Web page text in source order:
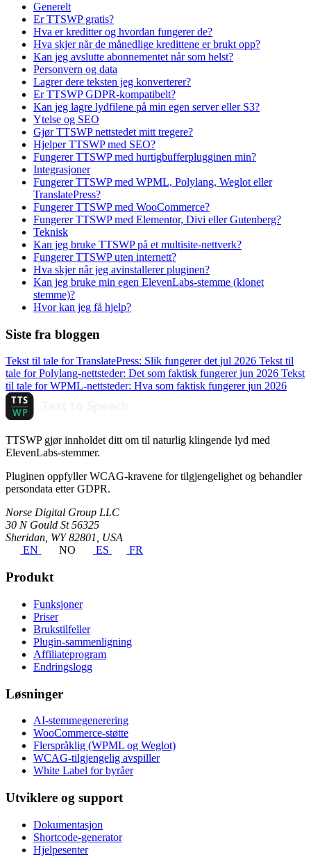
Generelt
Er TTSWP gratis?
Hva er kreditter og hvordan fungerer de?
Hva skjer når de månedlige kredittene er brukt opp?
Kan jeg avslutte abonnementet når som helst?
Personvern og data
Lagrer dere teksten jeg konverterer?
Er TTSWP GDPR-kompatibelt?
Kan jeg lagre lydfilene på min egen server eller S3?
Ytelse og SEO
Gjør TTSWP nettstedet mitt tregere?
Hjelper TTSWP med SEO?
Fungerer TTSWP med hurtigbufferplugginen min?
Integrasjoner
Fungerer TTSWP med WPML, Polylang, Weglot eller
TranslatePress?
Fungerer TTSWP med WooCommerce?
Fungerer TTSWP med Elementor, Divi eller Gutenberg?
Teknisk
Kan jeg bruke TTSWP på et multisite-nettverk?
Fungerer TTSWP uten internett?
Hva skjer når jeg avinstallerer pluginen?
Kan jeg bruke min egen ElevenLabs-stemme (klonet
stemme)?
Hvor kan jeg få hjelp?
Siste fra bloggen
Tekst til tale for TranslatePress: Slik fungerer det jul 2026 Tekst til
tale for Polylang-nettsteder: Det som faktisk fungerer jun 2026 Tekst
til tale for WPML-nettsteder: Hva som faktisk fungerer jun 2026
TTSWP gjør innholdet ditt om til naturlig klingende lyd med
ElevenLabs-stemmer.
Pluginen oppfyller WCAG-kravene for tilgjengelighet og behandler
persondata etter GDPR.
Norse Digital Group LLC
30 N Gould St 56325
Sheridan, WY 82801, USA
EN
NO ES FR
Produkt
Funksjoner
Priser
Brukstilfeller
Plugin-sammenligning
Affiliateprogram
Endringslogg
Løsninger
AI-stemmegenerering
WooCommerce-støtte
Flerspråklig (WPML og Weglot)
WCAG-tilgjengelig avspiller
White Label for byråer
Utviklere og support
Dokumentasjon
Shortcode-generator
Hjelpesenter